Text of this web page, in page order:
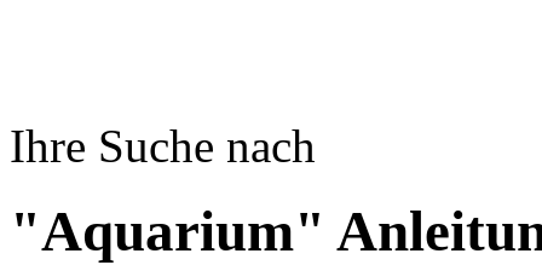
Ihre Suche nach
"Aquarium"